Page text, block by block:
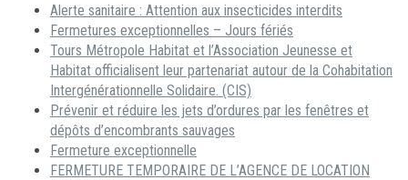
Alerte sanitaire : Attention aux insecticides interdits
Fermetures exceptionnelles – Jours fériés
Tours Métropole Habitat et l’Association Jeunesse et
Habitat officialisent leur partenariat autour de la Cohabitation
Intergénérationnelle Solidaire. (CIS)
Prévenir et réduire les jets d’ordures par les fenêtres et
dépôts d’encombrants sauvages
Fermeture exceptionnelle
FERMETURE TEMPORAIRE DE L’AGENCE DE LOCATION